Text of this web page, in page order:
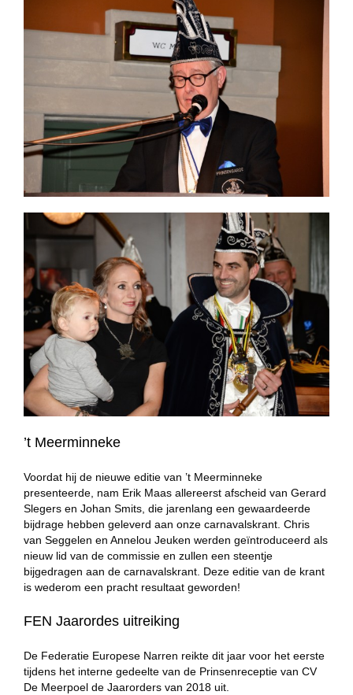
’t Meerminneke
Voordat hij de nieuwe editie van ’t Meerminneke
presenteerde, nam Erik Maas allereerst afscheid van Gerard
Slegers en Johan Smits, die jarenlang een gewaardeerde
bijdrage hebben geleverd aan onze carnavalskrant. Chris
van Seggelen en Annelou Jeuken werden geïntroduceerd als
nieuw lid van de commissie en zullen een steentje
bijgedragen aan de carnavalskrant. Deze editie van de krant
is wederom een pracht resultaat geworden!
FEN Jaarordes uitreiking
De Federatie Europese Narren reikte dit jaar voor het eerste
tijdens het interne gedeelte van de Prinsenreceptie van CV
De Meerpoel de Jaarorders van 2018 uit.